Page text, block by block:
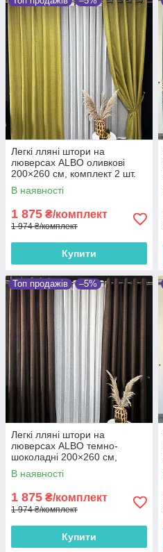
Легкі лляні штори на
люверсах ALBO оливкові
200×260 см, комплект 2 шт.
(SH-LM1-15)
В наявності
1 875 ₴/комплект
1 974 ₴/комплект
Купити
Топ продажів –5%
Легкі лляні штори на
люверсах ALBO темно-
шоколадні 200×260 см,
комплект 2 шт. (SH-LM1-14)
В наявності
1 875 ₴/комплект
1 974 ₴/комплект
Купити